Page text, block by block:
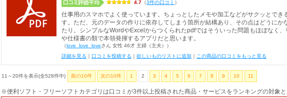
4.7 （3件の口コミ ）
仕事用のスマホでよく使っています。ちょっとしたメモや加工などがサクッとでき
す。ただ、元のデータの作りに依存してしまう箇所が結構あり、その点はどうにか
たり。シンプルなWordやExcelからつくられたpdfではそういった問題もほぼなく
や仕様書の類で本領発揮するアプリだと思います。
（love_love_loveさん 女性 46才 主婦（主夫））
詳細を見る ｜ 口コミを投稿する ｜ 欲しいものリストに追加 ｜ この商品の口コミをもっと見る
11～20件を表示(全528件中) 前の10件 次の10件 1 2 3 4 5 6 7 8 9 10 11
※便利ソフト・フリーソフトカテゴリは口コミが3件以上投稿された商品・サービスをランキングの対象